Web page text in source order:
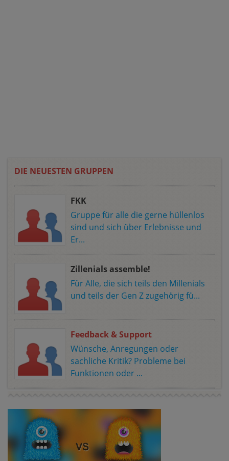
DIE NEUESTEN GRUPPEN
FKK
Gruppe für alle die gerne hüllenlos
sind und sich über Erlebnisse und
Er...
Zillenials assemble!
Für Alle, die sich teils den Millenials
und teils der Gen Z zugehörig fü...
Feedback & Support
Wünsche, Anregungen oder
sachliche Kritik? Probleme bei
Funktionen oder ...